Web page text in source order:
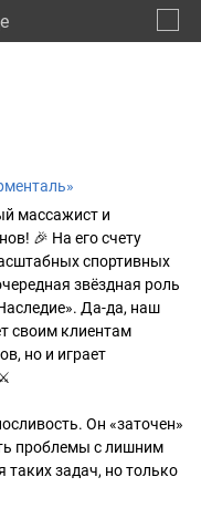
массажист и
🎉 На его счету
спортивных
звёздная роль
Да-да, наш
своим клиентам
но и играет
Он «заточен»
проблемы с лишним
задач, но только